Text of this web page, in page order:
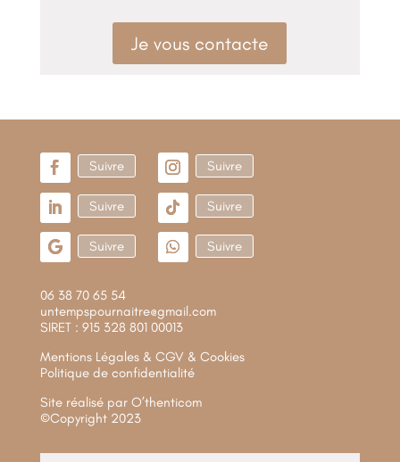
Je vous contacte
Suivre Suivre
Suivre Suivre
Suivre Suivre
06 38 70 65 54
untempspournaitre@gmail.com
SIRET : 915 328 801 00013
Mentions Légales & CGV & Cookies
Politique de confidentialité
Site réalisé par O’thenticom
©Copyright 2023